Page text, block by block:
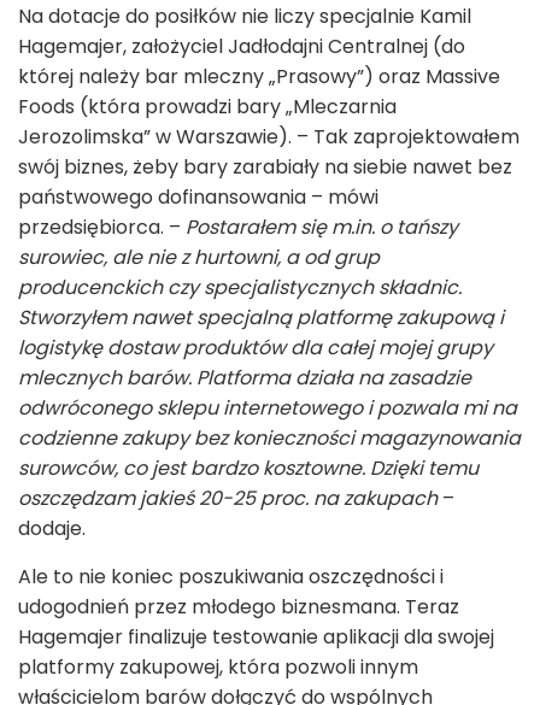
Na dotacje do posiłków nie liczy specjalnie Kamil
Hagemajer, założyciel Jadłodajni Centralnej (do
której należy bar mleczny „Prasowy”) oraz Massive
Foods (która prowadzi bary „Mleczarnia
Jerozolimska” w Warszawie). – Tak zaprojektowałem
swój biznes, żeby bary zarabiały na siebie nawet bez
państwowego dofinansowania – mówi
przedsiębiorca. – Postarałem się m.in. o tańszy
surowiec, ale nie z hurtowni, a od grup
producenckich czy specjalistycznych składnic.
Stworzyłem nawet specjalną platformę zakupową i
logistykę dostaw produktów dla całej mojej grupy
mlecznych barów. Platforma działa na zasadzie
odwróconego sklepu internetowego i pozwala mi na
codzienne zakupy bez konieczności magazynowania
surowców, co jest bardzo kosztowne. Dzięki temu
oszczędzam jakieś 20-25 proc. na zakupach–
dodaje.
Ale to nie koniec poszukiwania oszczędności i
udogodnień przez młodego biznesmana. Teraz
Hagemajer finalizuje testowanie aplikacji dla swojej
platformy zakupowej, która pozwoli innym
właścicielom barów dołączyć do wspólnych